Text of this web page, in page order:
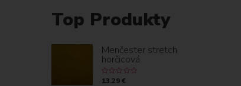
Top Produkty
Menčester stretch
horčicová
13.29 €